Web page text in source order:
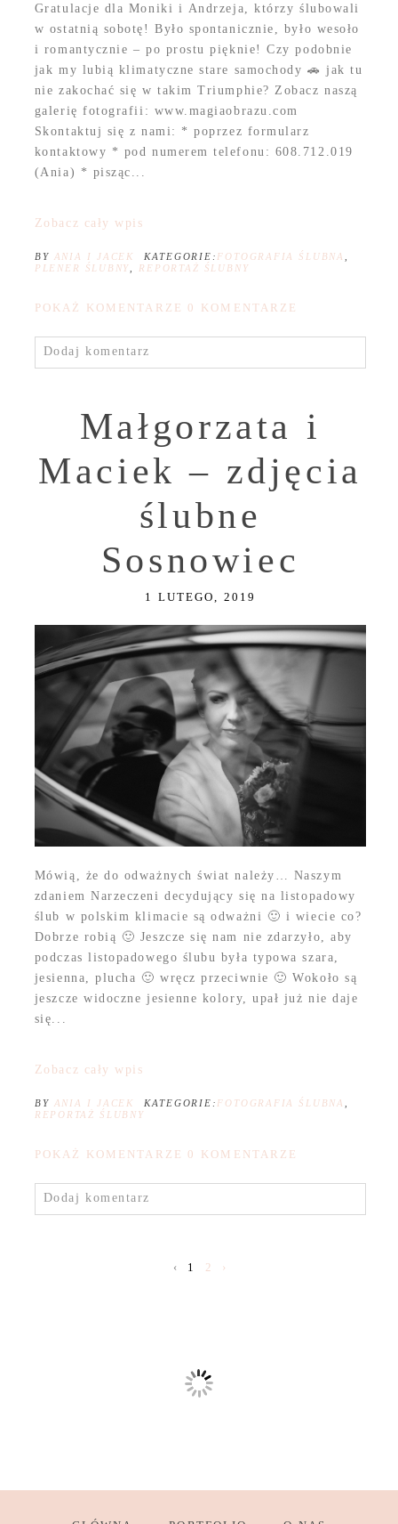
Gratulacje dla Moniki i Andrzeja, którzy ślubowali
w ostatnią sobotę! Było spontanicznie, było wesoło
i romantycznie – po prostu pięknie! Czy podobnie
jak my lubią klimatyczne stare samochody 🚗 jak tu
nie zakochać się w takim Triumphie? Zobacz naszą
galerię fotografii: www.magiaobrazu.com
Skontaktuj się z nami: * poprzez formularz
kontaktowy * pod numerem telefonu: 608.712.019
(Ania) * pisząc...
Zobacz cały wpis
BY ANIA I JACEK KATEGORIE: FOTOGRAFIA ŚLUBNA
PLENER ŚLUBNY
REPORTAŻ ŚLUBNY
POKAŻ KOMENTARZE 0 KOMENTARZE
Dodaj komentarz
Małgorzata i
Maciek – zdjęcia
ślubne
Sosnowiec
1 LUTEGO, 2019
Mówią, że do odważnych świat należy… Naszym
zdaniem Narzeczeni decydujący się na listopadowy
ślub w polskim klimacie są odważni 🙂 i wiecie co?
Dobrze robią 🙂 Jeszcze się nam nie zdarzyło, aby
podczas listopadowego ślubu była typowa szara,
jesienna, plucha 🙂 wręcz przeciwnie 🙂 Wokoło są
jeszcze widoczne jesienne kolory, upał już nie daje
się...
Zobacz cały wpis
BY ANIA I JACEK KATEGORIE: FOTOGRAFIA ŚLUBNA
REPORTAŻ ŚLUBNY
POKAŻ KOMENTARZE 0 KOMENTARZE
Dodaj komentarz
‹ 1 2 ›